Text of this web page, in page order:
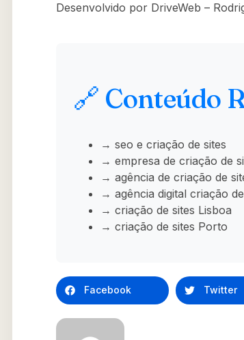
Desenvolvido por DriveWeb –
🔗 Conteúdo
→ seo e criação de sites
→ empresa de criação de
→ agência de criação de
→ agência digital criação
→ criação de sites Lisboa
→ criação de sites Porto
Facebook Twitter